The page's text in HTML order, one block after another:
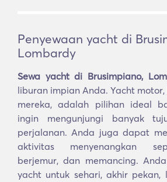
Penyewaan yacht di
Lombardy
Sewa yacht di Brusimpiano,
liburan impian Anda. Yacht
mereka, adalah pilihan ideal
ingin mengunjungi banyak
perjalanan. Anda juga dapat
aktivitas menyenangkan
berjemur, dan memancing.
yacht untuk sehari, akhir pekan,